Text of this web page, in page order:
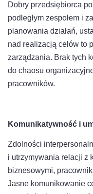
Dobry przedsiębiorca
podległym zespołem i
planowania działań,
nad realizacją celów to
zarządzania. Brak tych
do chaosu
pracowników.
Komunikatywność i
Zdolności
i utrzymywania relacji z
biznesowymi,
Jasne komunikowanie